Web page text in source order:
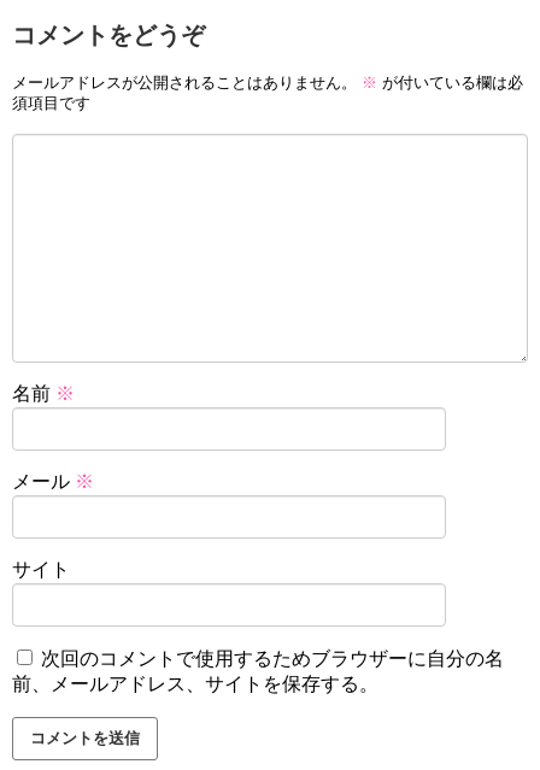
コメントをどうぞ
メールアドレスが公開されることはありません。 ※ が付いている欄は必
須項目です
名前 ※
メール ※
サイト
次回のコメントで使用するためブラウザーに自分の名
前、メールアドレス、サイトを保存する。